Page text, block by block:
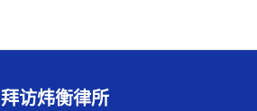
拜访炜衡律所